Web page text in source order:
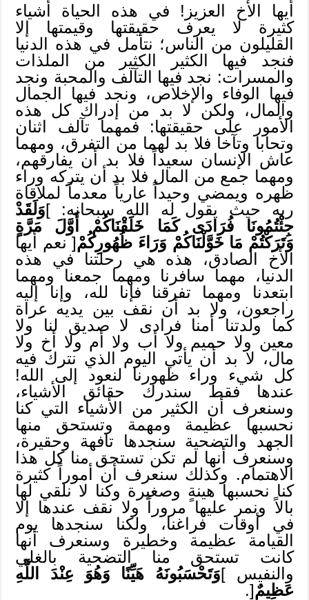
أيها الأخ العزيز! في هذه الحياة أشياء
كثيرة لا يعرف حقيقتها وقيمتها إلا
القليلون من الناس؛ نتأمل في هذه الدنيا
فنجد فيها الكثير الكثير من الملذات
والمسرات: نجد فيها التآلف والمحبة ونجد
فيها الوفاء والإخلاص، ونجد فيها الجمال
والمال، ولكن لا بد من إدراك كل هذه
الأمور على حقيقتها: فمهما تآلف اثنان
وتحابا وتآخا فلا بد لهما من التفرق، ومهما
عاش الإنسان سعيداً فلا بد أن يفارقهم،
ومهما جمع من المال فلا بد أن يتركه وراء
ظهره ويمضي وحيداً عارياً معدماً لملاقاة
ربه حيث يقول له الله سبحانه: ]وَلَقَدْ
جِئْتُمُونَا فُرَادَى كَمَا خَلَقْنَاكُمْ أَوَّلَ مَرَّةٍ
وَتَرَكْتُمْ مَا خَوَّلْنَاكُمْ وَرَاءَ ظُهُورِكُمْ[ نعم أيها
الأخ الصادق، هذه هي رحلتنا في هذه
الدنيا، مهما سافرنا ومهما جمعنا ومهما
ابتعدنا ومهما تفرقنا فإنا لله، وإنا إليه
راجعون، ولا بد أن نقف بين يديه عراة
كما ولدتنا أمنا فرادى لا صديق لنا ولا
معين ولا حميم ولا أب ولا أم ولا أخ ولا
مال، لا بد أن يأتي اليوم الذي نترك فيه
كل شيء وراء ظهورنا لنعود إلى الله!
عندها فقط سندرك حقائق الأشياء،
وسنعرف أن الكثير من الأشياء التي كنا
نحسبها عظيمة ومهمة وتستحق منها
الجهد والتضحية سنجدها تافهة وحقيرة،
وسنعرف أنها لم تكن تستحق منا كل هذا
الاهتمام. وكذلك سنعرف أن أموراً كثيرة
كنا نحسبها هينةٍ وصغيرة وكنا لا نلقي لها
بالاً ونمر عليها مروراً ولا نقف عندها إلا
في أوقات فراغنا، ولكنا سنجدها يوم
القيامة عظيمة وخطيرة وسنعرف أنها
كانت تستحق منا التضحية بالغلي
والنفيس ]وَتَحْسَبُونَهُ هَيِّنًا وَهُوَ عِنْدَ اللَّهِ
عَظِيمٌ[.